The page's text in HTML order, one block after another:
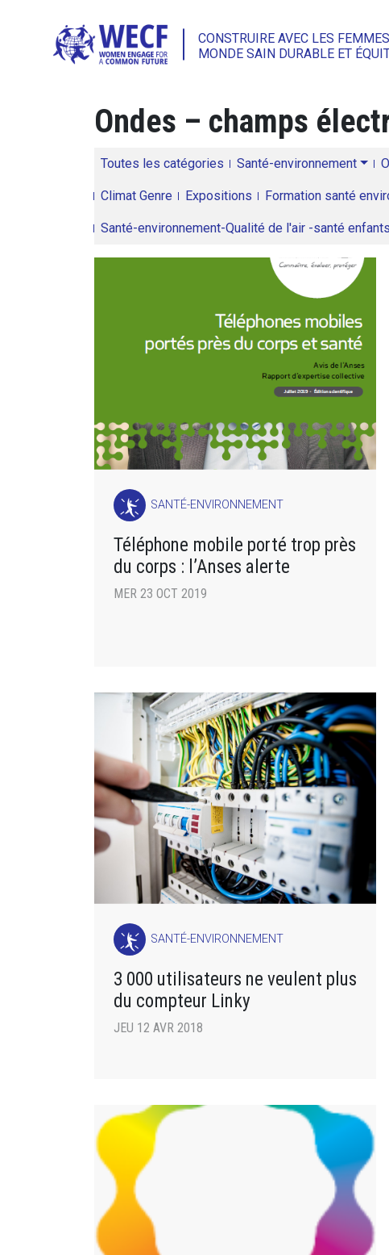
CONSTRUIRE AVEC LES
MONDE SAIN DURABLE ET
Ondes – champs
Toutes les catégories Santé-environnement
Climat Genre Expositions Formation santé
Santé-environnement-Qualité de l'air -santé
SANTÉ-ENVIRONNEMENT
Téléphone mobile porté trop près
du corps : l’Anses alerte
MER 23 OCT 2019
SANTÉ-ENVIRONNEMENT
3 000 utilisateurs ne veulent plus
du compteur Linky
JEU 12 AVR 2018